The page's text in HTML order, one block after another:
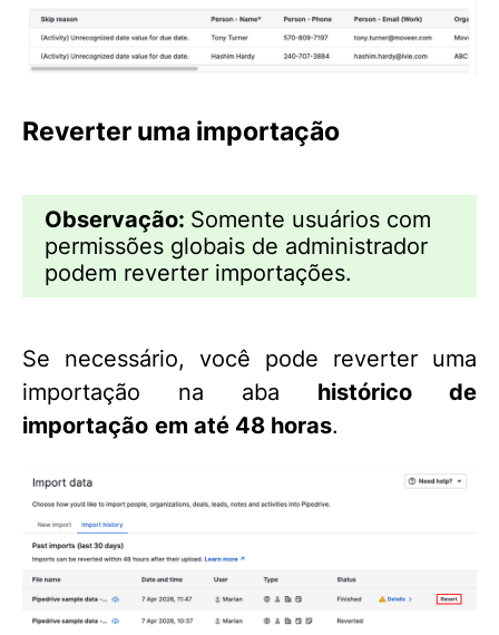
Reverter uma importação
Observação: Somente usuários com
permissões globais de administrador
podem reverter importações.
Se necessário, você pode reverter uma
importação na aba histórico de
importação em até 48 horas.